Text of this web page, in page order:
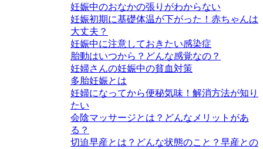
妊娠中のおなかの張りがわからない
妊娠初期に基礎体温が下がった！赤ちゃんは
大丈夫？
妊娠中に注意しておきたい感染症
胎動はいつから？どんな感覚なの？
妊婦さんの妊娠中の貧血対策
多胎妊娠とは
妊婦になってから便秘気味！解消方法が知り
たい
会陰マッサージとは？どんなメリットがあ
る？
切迫早産とは？どんな状態のこと？早産との